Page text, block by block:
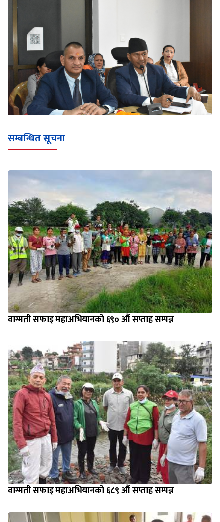
सम्बन्धित सूचना
वाग्मती सफाइ महाअभियानको ६९० औं सप्ताह सम्पन्न
वाग्मती सफाइ महाअभियानको ६८९ औं सप्ताह सम्पन्न